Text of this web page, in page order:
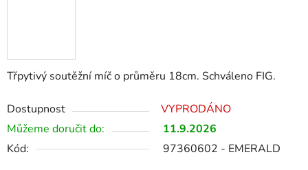
Třpytivý soutěžní míč o průměru 18cm. Schváleno FIG.
Dostupnost
VYPRODÁNO
Můžeme doručit do:
11.9.2026
Kód:
97360602 - EMERALD